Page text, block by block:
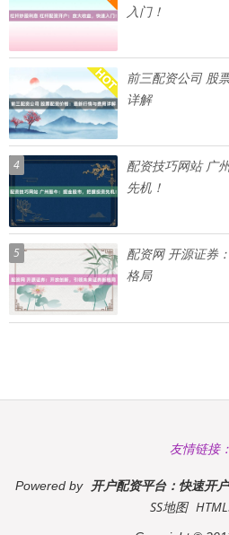
入门！
前三配资公司 股
详解
4
配资技巧网站 广
先机！
5
配资网 开源证券
格局
友情链接：
Powered by 开户配资平台：快速开
SS地图